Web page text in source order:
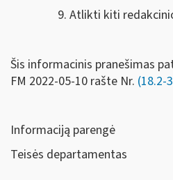
9. Atlikti kiti redakcinio
Šis informacinis pranešimas
FM 2022-05-10 rašte Nr. (18.2-
Informaciją parengė
Teisės departamentas